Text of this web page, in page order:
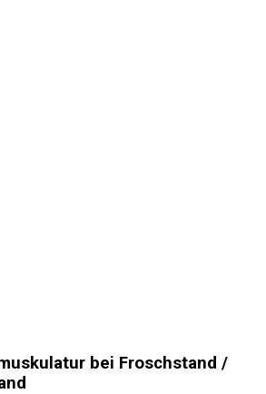
bei Froschstand /